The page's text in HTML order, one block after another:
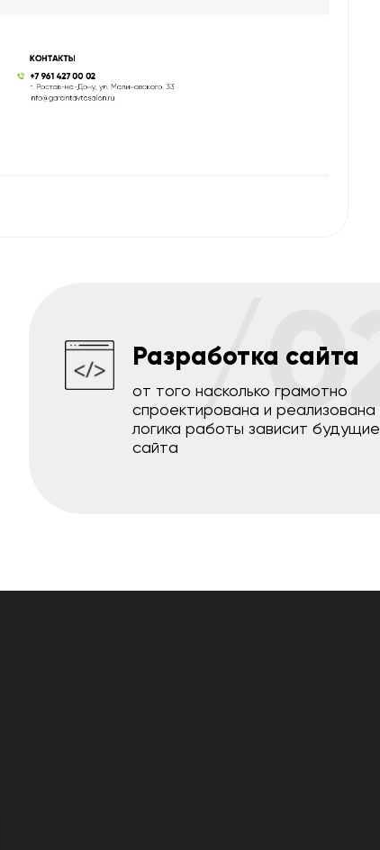
/02
Разработка сайта
от того насколько грамотно
спроектирована и реализована
логика работы зависит будущие
сайта